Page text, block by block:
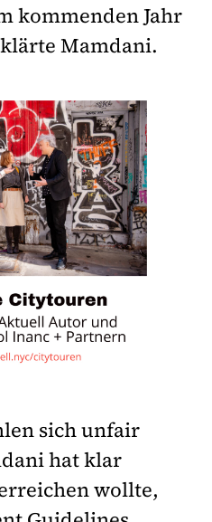
kommenden Jahr
Mamdani.
sich unfair
hat klar
wollte,